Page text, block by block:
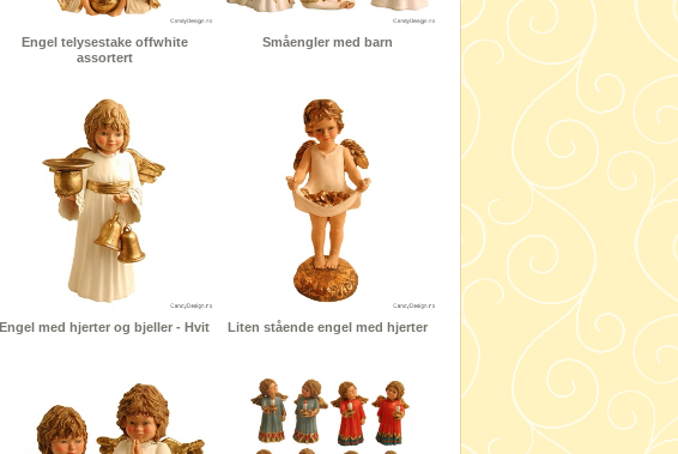
Engel telysestake offwhite
assortert
Småengler med barn
Engel med hjerter og bjeller - Hvit Liten stående engel med hjerter